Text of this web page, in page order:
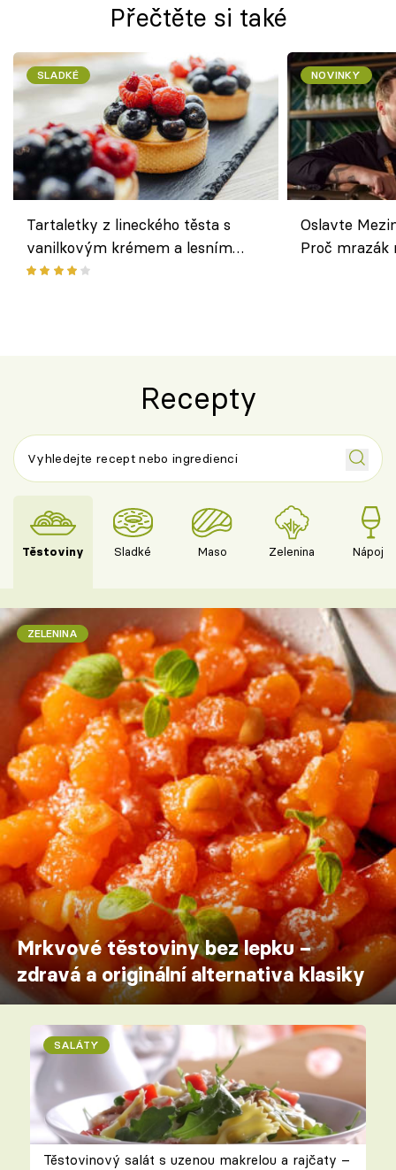
Přečtěte si také
SLADKÉ
Tartaletky z lineckého těsta s
vanilkovým krémem a lesním
ovocem podle Bread Society
NOVINKY
Oslavte
Proč
Recepty
Těstoviny Sladké Maso Zelenina Nápoje
ZELENINA
Mrkvové těstoviny bez lepku –
zdravá a originální alternativa klasiky
SALÁTY
Těstovinový salát s uzenou makrelou a rajčaty –